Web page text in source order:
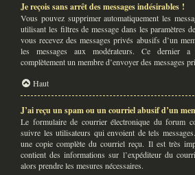
Je reçois sans arrêt des messages indésirables !
Vous pouvez supprimer automatiquement les
utilisant les filtres de message dans les paramètres
vous recevez des messages privés abusifs d’un
les messages aux modérateurs. Ce dernier a
complètement un membre d’envoyer des messages
Haut
J’ai reçu un spam ou un courriel abusif d’un
Le formulaire de courrier électronique du forum
suivre les utilisateurs qui envoient de tels
une copie complète du courriel reçu. Il est très
contient des informations sur l’expéditeur du
alors prendre les mesures nécessaires.